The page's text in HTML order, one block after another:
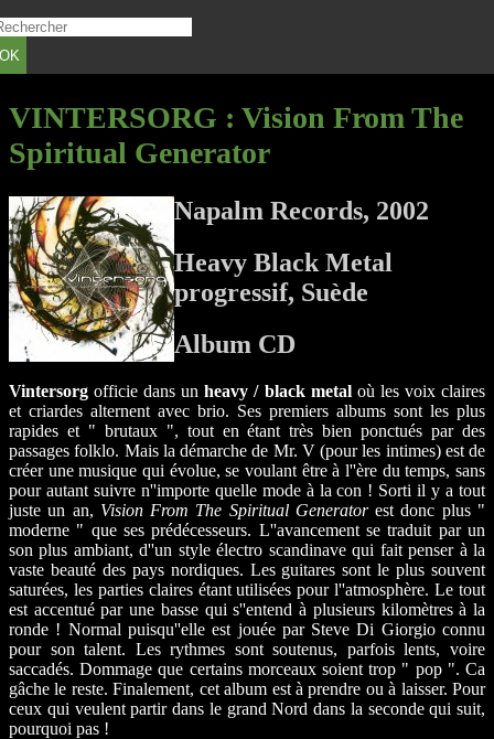
OK
VINTERSORG : Vision From The
Spiritual Generator
Napalm Records, 2002
Heavy Black Metal
progressif, Suède
Album CD
Vintersorg officie dans unheavy / black metaloù les voix claires
et criardes alternent avec brio. Ses premiers albums sont les plus
rapides et " brutaux ", tout en étant très bien ponctués par des
passages folklo. Mais la démarche de Mr. V (pour les intimes) est de
créer une musique qui évolue, se voulant être à l''ère du temps, sans
pour autant suivre n''importe quelle mode à la con ! Sorti il y a tout
juste un an, Vision From The Spiritual Generatorest donc plus "
moderne " que ses prédécesseurs. L''avancement se traduit par un
son plus ambiant, d''un style électro scandinave qui fait penser à la
vaste beauté des pays nordiques. Les guitares sont le plus souvent
saturées, les parties claires étant utilisées pour l''atmosphère. Le tout
est accentué par une basse qui s''entend à plusieurs kilomètres à la
ronde ! Normal puisqu''elle est jouée par Steve Di Giorgio connu
pour son talent. Les rythmes sont soutenus, parfois lents, voire
saccadés. Dommage que certains morceaux soient trop " pop ". Ca
gâche le reste. Finalement, cet album est à prendre ou à laisser. Pour
ceux qui veulent partir dans le grand Nord dans la seconde qui suit,
pourquoi pas !